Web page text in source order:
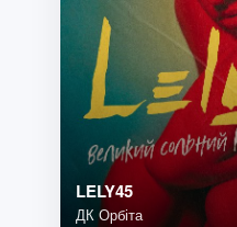
LELY45
ДК Орбіта